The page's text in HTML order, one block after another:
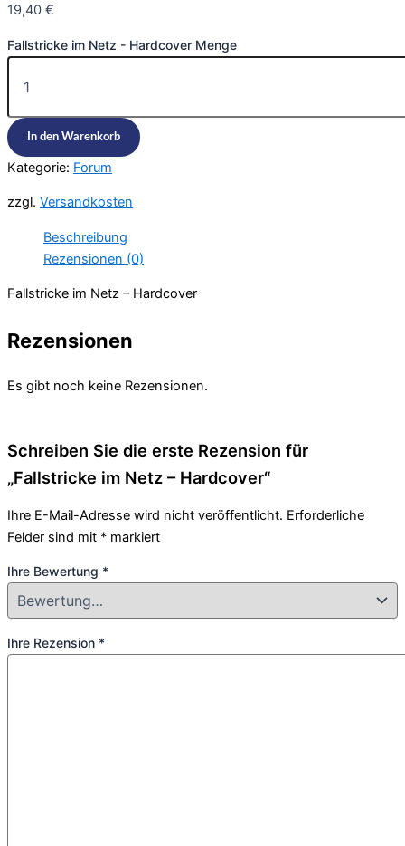
19,40 €
Fallstricke im Netz - Hardcover Menge
In den Warenkorb
Kategorie: Forum
zzgl. Versandkosten
Beschreibung
Rezensionen (0)
Fallstricke im Netz – Hardcover
Rezensionen
Es gibt noch keine Rezensionen.
Schreiben Sie die erste Rezension für
„Fallstricke im Netz – Hardcover“
Ihre E-Mail-Adresse wird nicht veröffentlicht. Erforderliche
Felder sind mit * markiert
Ihre Bewertung *
Ihre Rezension *